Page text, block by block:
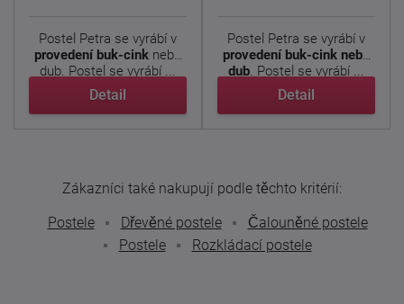
Postel Petra se vyrábí v
provedení buk-cink nebo
dub. Postel se vyrábí ...
Detail
Postel Petra se vyrábí v
provedení buk-cink nebo
dub. Postel se vyrábí ...
Detail
Zákazníci také nakupují podle těchto kritérií:
Postele
Dřevěné postele
Čalouněné postele
Postele
Rozkládací postele